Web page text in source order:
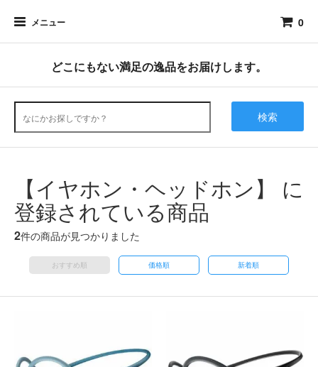
メニュー 0
どこにもない満足の逸品をお届けします。
検索
【イヤホン・ヘッドホン】 に
登録されている商品
2件の商品が見つかりました
おすすめ順 価格順 新着順